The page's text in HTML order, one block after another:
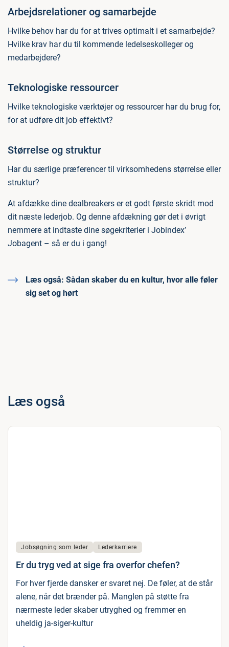
Arbejdsrelationer og samarbejde
Hvilke behov har du for at trives optimalt i et samarbejde?
Hvilke krav har du til kommende ledelseskolleger og
medarbejdere?
Teknologiske ressourcer
Hvilke teknologiske værktøjer og ressourcer har du brug for,
for at udføre dit job effektivt?
Størrelse og struktur
Har du særlige præferencer til virksomhedens størrelse eller
struktur?
At afdække dine dealbreakers er et godt første skridt mod
dit næste lederjob. Og denne afdækning gør det i øvrigt
nemmere at indtaste dine søgekriterier i Jobindex’
Jobagent – så er du i gang!
Læs også: Sådan skaber du en kultur, hvor alle føler
sig set og hørt
Læs også
Jobsøgning som leder Lederkarriere
Er du tryg ved at sige fra overfor chefen?
For hver fjerde dansker er svaret nej. De føler, at de står
alene, når det brænder på. Manglen på støtte fra
nærmeste leder skaber utryghed og fremmer en
uheldig ja-siger-kultur